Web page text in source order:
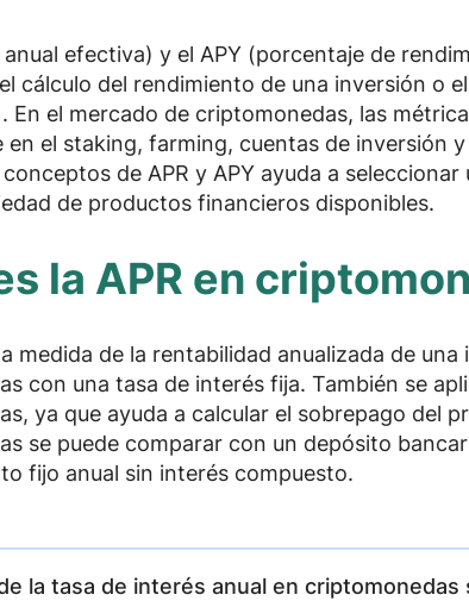
anual efectiva) y el APY (porcentaje de
cálculo del rendimiento de una inversión o
En el mercado de criptomonedas, las
en el staking, farming, cuentas de inversión
de APR y APY ayuda a
de productos financieros disponibles.
la APR en
medida de la rentabilidad anualizada de una
con una tasa de interés fija. También se
ya que ayuda a calcular el sobrepago del
se puede comparar con un depósito
fijo anual sin interés compuesto.
la tasa de interés anual en criptomonedas